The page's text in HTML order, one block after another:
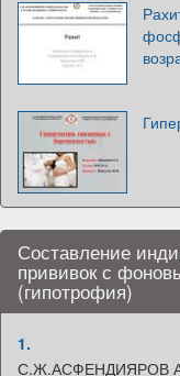
Составление
прививок с
(гипотрофия)
1.
С.Ж.АСФЕНДИЯРОВ